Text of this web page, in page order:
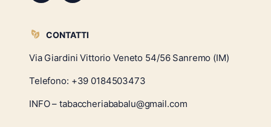
CONTATTI
Via Giardini Vittorio Veneto 54/56 Sanremo (IM)
Telefono: +39 0184503473
INFO – tabaccheriababalu@gmail.com